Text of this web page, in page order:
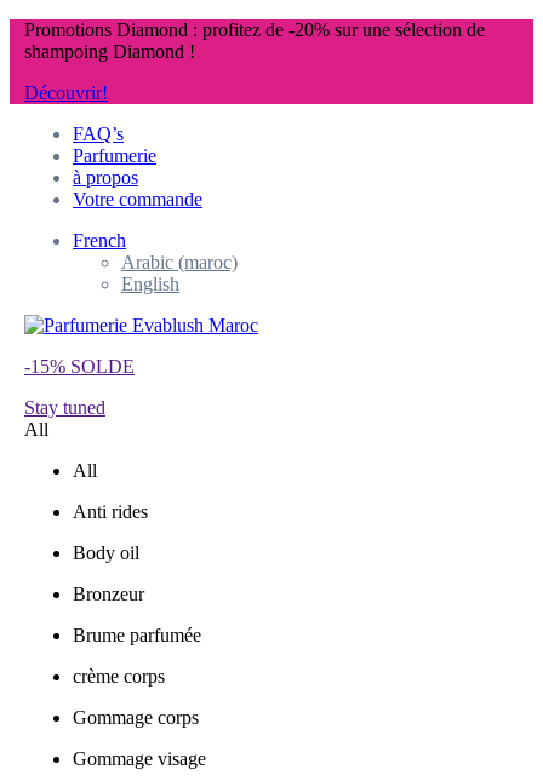
Promotions Diamond : profitez de -20% sur une sélection de
shampoing Diamond !
Découvrir!
FAQ’s
Parfumerie
à propos
Votre commande
French
Arabic (maroc)
English
-15% SOLDE
Stay tuned
All
All
Anti rides
Body oil
Bronzeur
Brume parfumée
crème corps
Gommage corps
Gommage visage